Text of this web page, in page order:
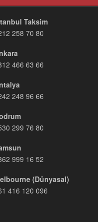
Taksim
258 70 80
466 63 66
248 96 66
299 76 80
999 16 52
(Dünyasal)
416 120 096